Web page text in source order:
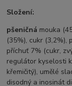
Složení:
pšeničná mouka
(35%), cukr (3,2%),
příchuť 7% (cukr,
regulátor kyselosti
křemičitý), umělé
disodný a inosinát